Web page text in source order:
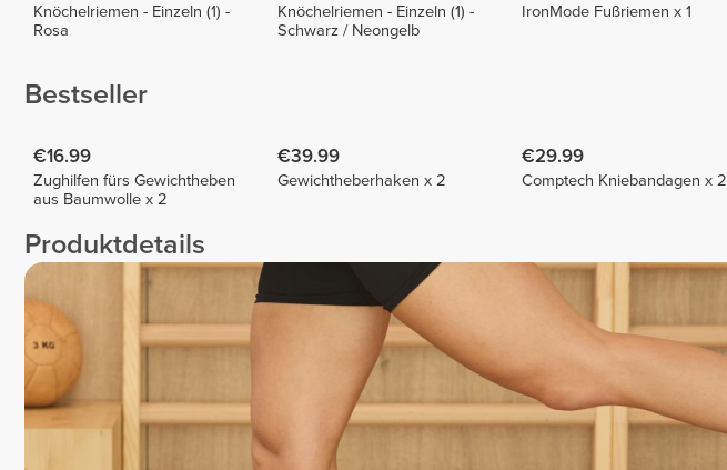
Knöchelriemen - Einzeln (1) -
Rosa
Knöchelriemen - Einzeln (1) -
Schwarz / Neongelb
IronMode Fußriemen x 1
Bestseller
€16.99
Zughilfen fürs Gewichtheben
aus Baumwolle x 2
€39.99
Gewichtheberhaken x 2
€29.99
Comptech Kniebandagen x 2
Produktdetails